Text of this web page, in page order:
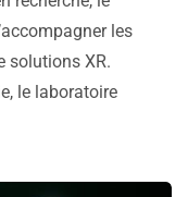
les
solutions XR.
le laboratoire